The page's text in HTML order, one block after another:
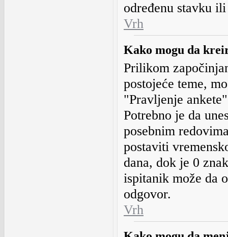
određenu stavku
Vrh
Kako mogu da
Prilikom
postojeće teme,
"Pravljenje
Potrebno je da
posebnim
postaviti
dana, dok je 0
ispitanik može da
odgovor.
Vrh